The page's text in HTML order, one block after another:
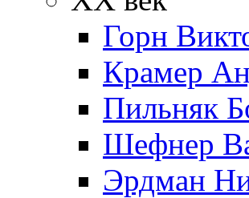
Горн
Крамер
Пильняк
Шефнер
Эрдман